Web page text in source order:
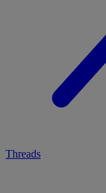
Threads